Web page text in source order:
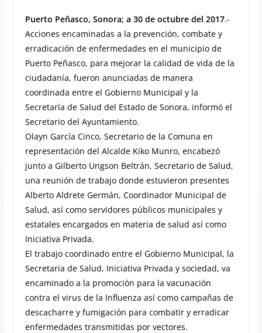
Puerto Peñasco, Sonora; a 30 de octubre del 2017.-
Acciones encaminadas a la prevención, combate y
erradicación de enfermedades en el municipio de
Puerto Peñasco, para mejorar la calidad de vida de la
ciudadanía, fueron anunciadas de manera
coordinada entre el Gobierno Municipal y la
Secretaría de Salud del Estado de Sonora, informó el
Secretario del Ayuntamiento.
Olayn García Cinco, Secretario de la Comuna en
representación del Alcalde Kiko Munro, encabezó
junto a Gilberto Ungson Beltrán, Secretario de Salud,
una reunión de trabajo donde estuvieron presentes
Alberto Aldrete Germán, Coordinador Municipal de
Salud, así como servidores públicos municipales y
estatales encargados en materia de salud así como
Iniciativa Privada.
El trabajo coordinado entre el Gobierno Municipal, la
Secretaria de Salud, Iniciativa Privada y sociedad, va
encaminado a la promoción para la vacunación
contra el virus de la Influenza así como campañas de
descacharre y fumigación para combatir y erradicar
enfermedades transmitidas por vectores.